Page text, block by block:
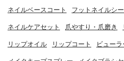
ネイルベースコート フットネイルシ
ネイルケアセット 爪やすり・爪磨き
リップオイル リップコート ビューラ